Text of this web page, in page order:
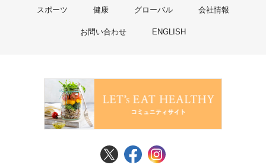
スポーツ 健康 グローバル 会社情報
お問い合わせ ENGLISH